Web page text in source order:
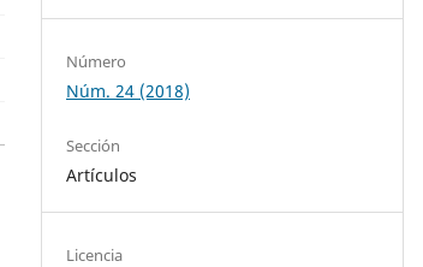
Número
Núm. 24 (2018)
Sección
Artículos
Licencia